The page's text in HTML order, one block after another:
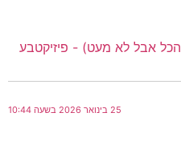
אבל לא מעט) - פיזיקטבע
25 בינואר 2026 בשעה 10:44